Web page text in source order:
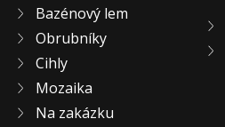
Bazénový lem
Obrubníky
Cihly
Mozaika
Na zakázku